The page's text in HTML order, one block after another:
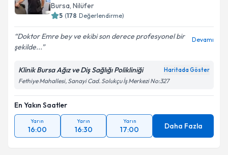
Bursa, Nilüfer
5 (178 Değerlendirme)
Doktor Emre bey ve ekibi son derece profesyonel bir
şekilde...
Devamı
Klinik Bursa Ağız ve Diş Sağlığı Polikliniği Haritada Göster
Fethiye Mahallesi, Sanayi Cad. Solukçu İş Merkezi No:327
En Yakın Saatler
Yarın
16:00
Yarın
16:30
Yarın
17:00 Daha Fazla